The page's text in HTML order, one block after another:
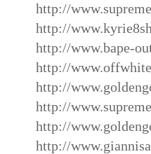
http://
http://
http://www.bape-
http://
http://
http://
http://
http://